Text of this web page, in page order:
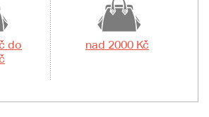
do
nad 2000 Kč